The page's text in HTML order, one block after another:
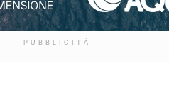
PUBBLICITÀ